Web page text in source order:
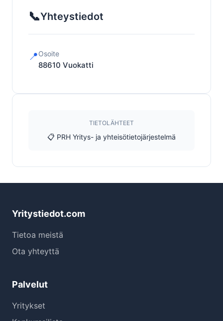
📞Yhteystiedot
📍Osoite
88610 Vuokatti
TIETOLÄHTEET
📋 PRH Yritys- ja yhteisötietojärjestelmä
Yritystiedot.com
Tietoa meistä
Ota yhteyttä
Palvelut
Yritykset